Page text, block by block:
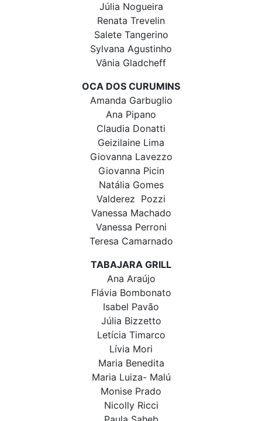
Júlia Nogueira
Renata Trevelin
Salete Tangerino
Sylvana Agustinho
Vânia Gladcheff
OCA DOS CURUMINS
Amanda Garbuglio
Ana Pipano
Claudia Donatti
Geizilaine Lima
Giovanna Lavezzo
Giovanna Picin
Natália Gomes
Valderez Pozzi
Vanessa Machado
Vanessa Perroni
Teresa Camarnado
TABAJARA GRILL
Ana Araújo
Flávia Bombonato
Isabel Pavão
Júlia Bizzetto
Letícia Timarco
Lívia Mori
Maria Benedita
Maria Luiza- Malú
Monise Prado
Nicolly Ricci